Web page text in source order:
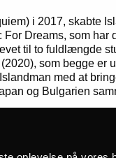
i 2017, skabte
Dreams, som har
til to fuldlængde
som begge er
med at
og Bulgarien
når Islandman